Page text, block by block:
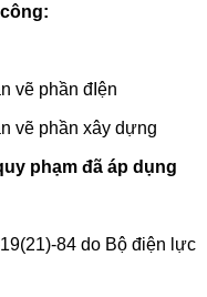
vẽ phần đIện
vẽ phần xây dựng
phạm đã áp dụng
84 do Bộ điện lực